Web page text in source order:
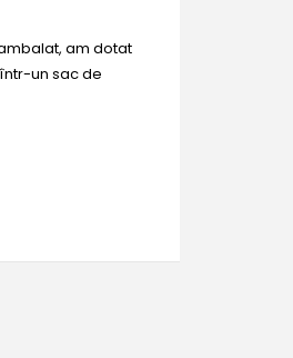
am dotat
un sac de